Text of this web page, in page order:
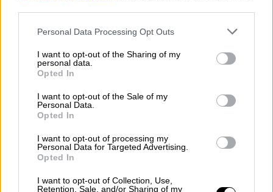
Please note that this website/app uses one or more Google
not limited to your visit or usage behaviour. You may click to
grant or deny consent to Google and its third-party tags to
use your data for below specified purposes in below Google
consent section.
Personal Data Processing Opt Outs
I want to opt-out of the Sharing of my
personal data.
Opted In
I want to opt-out of the Sale of my
Personal Data.
Opted In
I want to opt-out of processing my
Personal Data for Targeted Advertising.
Opted In
I want to opt-out of Collection, Use,
Retention, Sale, and/or Sharing of my
κόστος.
Υπάρχουν πλέον
διαδικτυακές υπηρεσίες
που προσφέρουν εικονική επίπλωση,
αφαίρεση αντικειμένων, αλλαγή δαπέδων,
ανανέωση κήπων, βάψιμο τοίχων ή ακόμη και
ενός χώρου. Για πολλούς επαγγελματίες του
κλάδου, η τεχνολογία αυτή
χρήσιμη
, αρκεί να χρησιμοποιείται με